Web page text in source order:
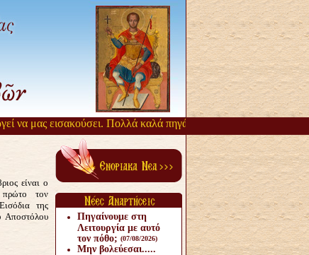
μας εισακούσει. Πολλά καλά πηγάζουν, από την αργοπορία
είναι ο
τον
της
Αποστόλου
Πηγαίνουμε στη
Λειτουργία με αυτό
τον πόθο; (07/08/2026)
Μην βολεύεσαι.....